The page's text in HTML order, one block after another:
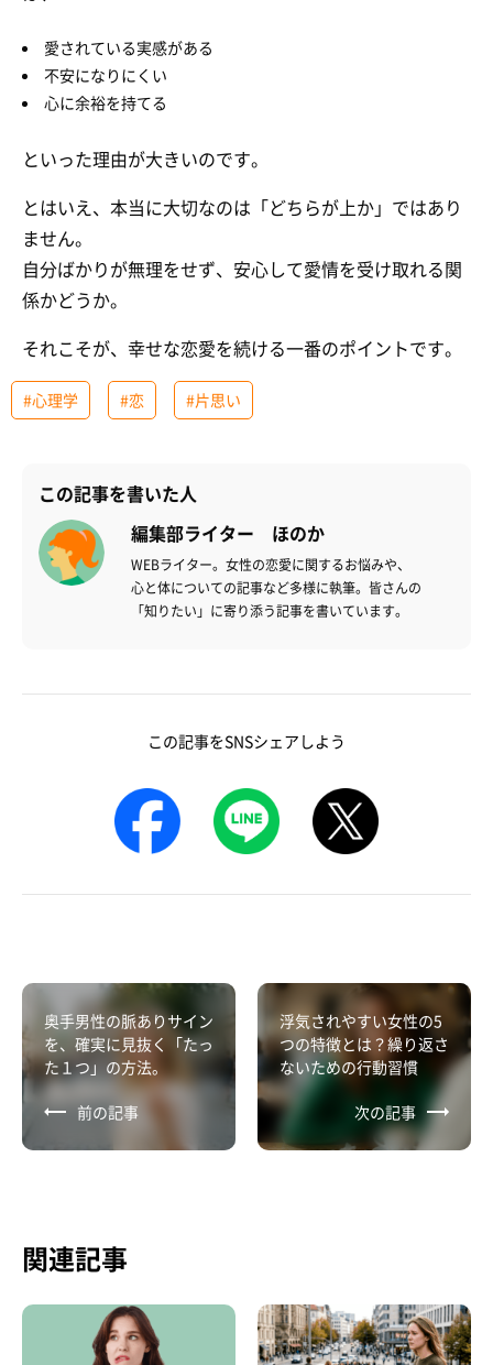
愛されている実感がある
不安になりにくい
心に余裕を持てる
といった理由が大きいのです。
とはいえ、本当に大切なのは「どちらが上か」ではあり
ません。
自分ばかりが無理をせず、安心して愛情を受け取れる関
係かどうか。
それこそが、幸せな恋愛を続ける一番のポイントです。
#心理学 #恋 #片思い
この記事を書いた人
編集部ライター ほのか
WEBライター。女性の恋愛に関するお悩みや、
心と体についての記事など多様に執筆。皆さんの
「知りたい」に寄り添う記事を書いています。
この記事をSNSシェアしよう
奥手男性の脈ありサイン
を、確実に見抜く「たっ
た１つ」の方法。
前の記事
浮気されやすい女性の5
つの特徴とは？繰り返さ
ないための行動習慣
次の記事
関連記事